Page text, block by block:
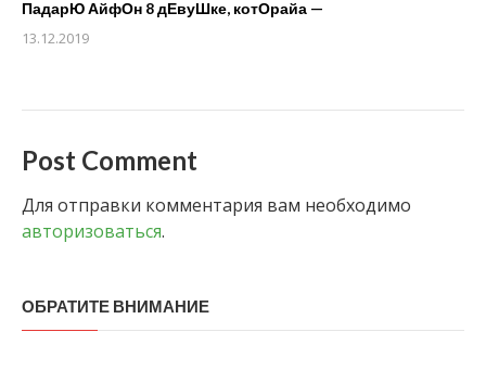
ПадарЮ АйфОн 8 дЕвуШке, котОрайа —
13.12.2019
Post Comment
Для отправки комментария вам необходимо
авторизоваться.
ОБРАТИТЕ ВНИМАНИЕ